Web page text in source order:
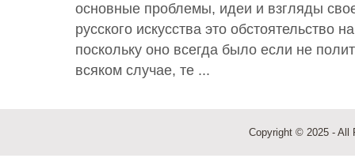
основные проблемы, идеи и взгляды
русского искусства это обстоятельство
поскольку оно всегда было если не
всяком случае, те ...
Copyright © 2025 - All